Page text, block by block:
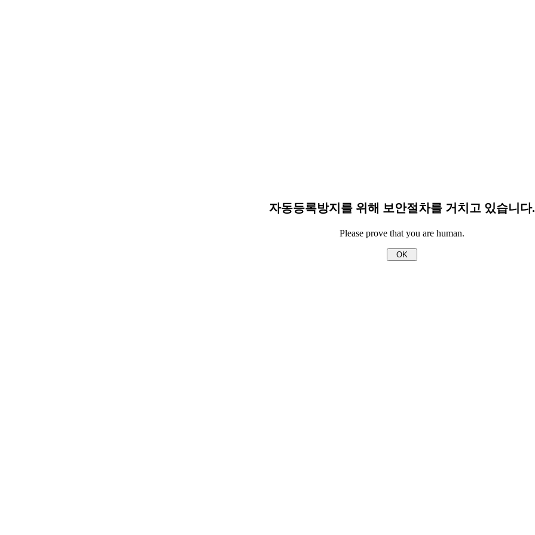
자동등록방지를 위해 보안절차를 거치고 있습니다.
Please prove that you are human.